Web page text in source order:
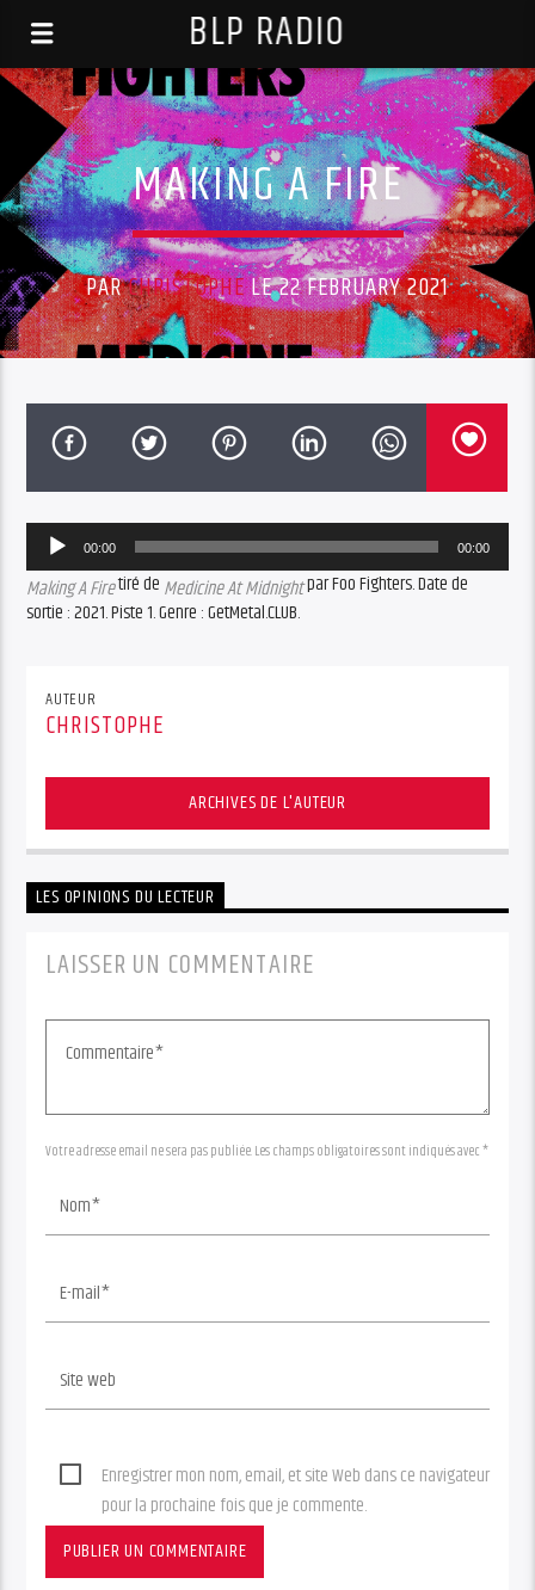
BLP RADIO
MAKING A FIRE
PARCHRISTOPHELE 22 FEBRUARY 2021
Audio
Player
00:00 00:00
Making A Firetiré de Medicine At Midnightpar Foo Fighters. Date de
sortie : 2021. Piste 1. Genre : GetMetal.CLUB.
AUTEUR
CHRISTOPHE
ARCHIVES DE L'AUTEUR
LES OPINIONS DU LECTEUR
LAISSER UN COMMENTAIRE
Votre adresse email ne sera pas publiée. Les champs obligatoires sont indiqués avec *
Enregistrer mon nom, email, et site Web dans ce navigateur
pour la prochaine fois que je commente.